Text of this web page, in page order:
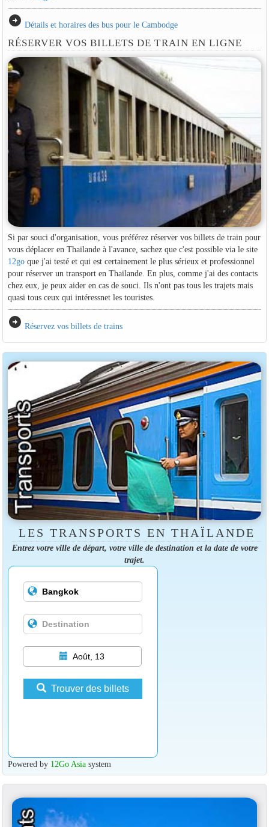
arrow_circle_right Détails et horaires des bus pour le Cambodge
RÉSERVER VOS BILLETS DE TRAIN EN LIGNE
Si par souci d'organisation, vous préférez réserver vos billets de train pour
vous déplacer en Thaïlande à l'avance, sachez que c'est possible via le site
12goque j'ai testé et qui est certainement le plus sérieux et professionnel
pour réserver un transport en Thaïlande. En plus, comme j'ai des contacts
chez eux, je peux aider en cas de souci. Ils n'ont pas tous les trajets mais
quasi tous ceux qui intéressnet les touristes.
arrow_circle_right Réservez vos billets de trains
LES TRANSPORTS EN THAÏLANDE
Entrez votre ville de départ, votre ville de destination et la date de votre
trajet.
Août, 13
Trouver des billets
Powered by 12Go Asiasystem